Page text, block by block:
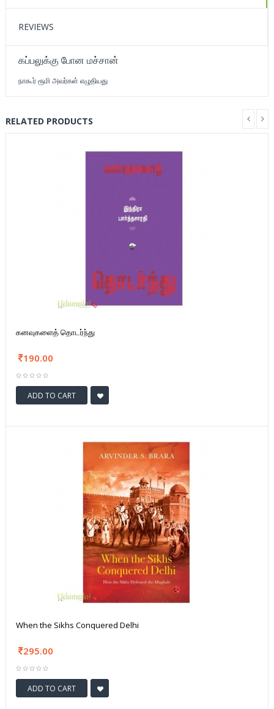
REVIEWS
கப்பலுக்கு போன மச்சான்
நாகூர் ரூமி அவர்கள் எழுதியது
RELATED PRODUCTS
கனவுகளைத் தொடர்ந்து
190.00
ADD TO CART
When the Sikhs Conquered Delhi
295.00
ADD TO CART